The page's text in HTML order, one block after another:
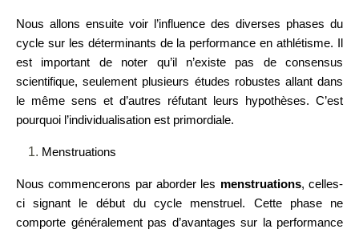
Nous allons ensuite voir l’influence des diverses phases du
cycle sur les déterminants de la performance en athlétisme. Il
est important de noter qu’il n’existe pas de consensus
scientifique, seulement plusieurs études robustes allant dans
le même sens et d’autres réfutant leurs hypothèses. C’est
pourquoi l’individualisation est primordiale.
Menstruations
Nous commencerons par aborder les menstruations, celles-
ci signant le début du cycle menstruel. Cette phase ne
comporte généralement pas d’avantages sur la performance